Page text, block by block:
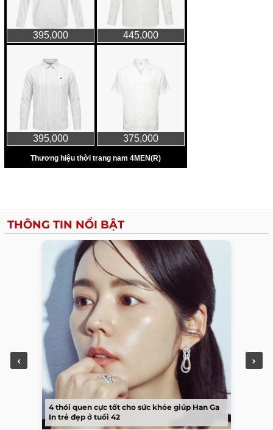
THÔNG TIN NỔI BẬT
4 thói quen cực tốt cho sức khỏe giúp Han Ga
In trẻ đẹp ở tuổi 42